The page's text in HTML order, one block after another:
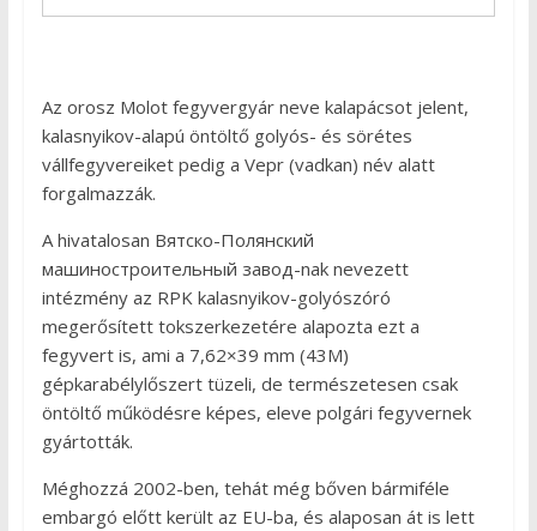
Az orosz Molot fegyvergyár neve kalapácsot jelent,
kalasnyikov-alapú öntöltő golyós- és sörétes
vállfegyvereiket pedig a Vepr (vadkan) név alatt
forgalmazzák.
A hivatalosan Вятско-Полянский
машиностроительный завод-nak nevezett
intézmény az RPK kalasnyikov-golyószóró
megerősített tokszerkezetére alapozta ezt a
fegyvert is, ami a 7,62×39 mm (43M)
gépkarabélylőszert tüzeli, de természetesen csak
öntöltő működésre képes, eleve polgári fegyvernek
gyártották.
Méghozzá 2002-ben, tehát még bőven bármiféle
embargó előtt került az EU-ba, és alaposan át is lett